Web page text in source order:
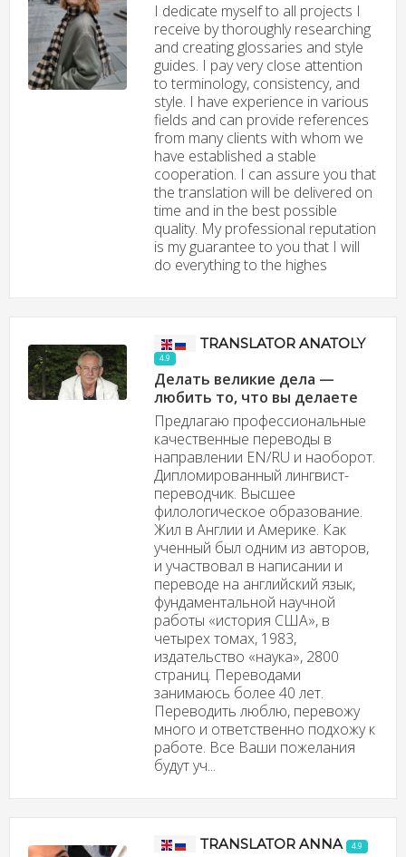
I dedicate myself to all projects I
receive by thoroughly researching
and creating glossaries and style
guides. I pay very close attention
to terminology, consistency, and
style. I have experience in various
fields and can provide references
from many clients with whom we
have established a stable
cooperation. I can assure you that
the translation will be delivered on
time and in the best possible
quality. My professional reputation
is my guarantee to you that I will
do everything to the highes
TRANSLATOR ANATOLY
4.9
Делать великие дела —
любить то, что вы делаете
Предлагаю профессиональные
качественные переводы в
направлении EN/RU и наоборот.
Дипломированный лингвист-
переводчик. Высшее
филологическое образование.
Жил в Англии и Америке. Как
ученный был одним из авторов,
и участвовал в написании и
переводе на английский язык,
фундаментальной научной
работы «история США», в
четырех томах, 1983,
издательство «наука», 2800
страниц. Переводами
занимаюсь более 40 лет.
Переводить люблю, перевожу
много и ответственно подхожу к
работе. Все Ваши пожелания
будут уч...
TRANSLATOR ANNA 4.9